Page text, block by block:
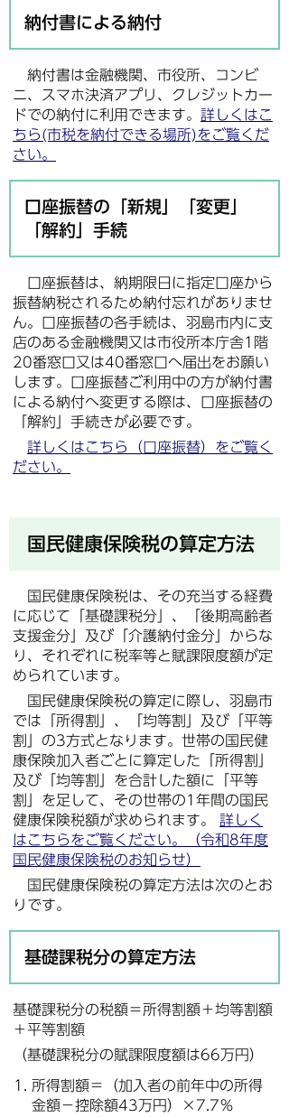
納付書による納付
納付書は金融機関、市役所、コンビ
ニ、スマホ決済アプリ、クレジットカー
ドでの納付に利用できます。 詳しくはこ
ちら(市税を納付できる場所)をご覧くだ
さい。
口座振替の「新規」「変更」
「解約」手続
口座振替は、納期限日に指定口座から
振替納税されるため納付忘れがありませ
ん。口座振替の各手続は、羽島市内に支
店のある金融機関又は市役所本庁舎1階
20番窓口又は40番窓口へ届出をお願い
します。口座振替ご利用中の方が納付書
による納付へ変更する際は、口座振替の
「解約」手続きが必要です。
詳しくはこちら（口座振替）をご覧く
ださい。
国民健康保険税の算定方法
国民健康保険税は、その充当する経費
に応じて「基礎課税分」、「後期高齢者
支援金分」及び「介護納付金分」からな
り、それぞれに税率等と賦課限度額が定
められています。
国民健康保険税の算定に際し、羽島市
では「所得割」、「均等割」及び「平等
割」の3方式となります。世帯の国民健
康保険加入者ごとに算定した「所得割」
及び「均等割」を合計した額に「平等
割」を足して、その世帯の1年間の国民
健康保険税額が求められます。 詳しく
はこちらをご覧ください。（令和8年度
国民健康保険税のお知らせ）
国民健康保険税の算定方法は次のとお
りです。
基礎課税分の算定方法
基礎課税分の税額＝所得割額＋均等割額
＋平等割額
（基礎課税分の賦課限度額は66万円）
所得割額＝（加入者の前年中の所得
金額－控除額43万円）×7.7％